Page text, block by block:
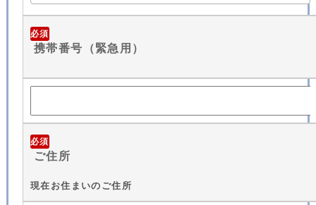
必須
携帯番号（緊急用）
必須
ご住所
現在お住まいのご住所